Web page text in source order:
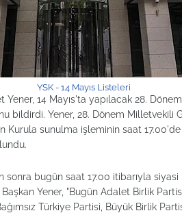
YSK - 14 Mayıs Listeleri
Yener, 14 Mayıs'ta yapılacak 28.
bildirdi. Yener, 28. Dönem Milletvekili
sunulma işleminin saat 17.00'de
sonra bugün saat 17.00 itibarıyla
Yener, "Bugün Adalet Birlik
Türkiye Partisi, Büyük Birlik